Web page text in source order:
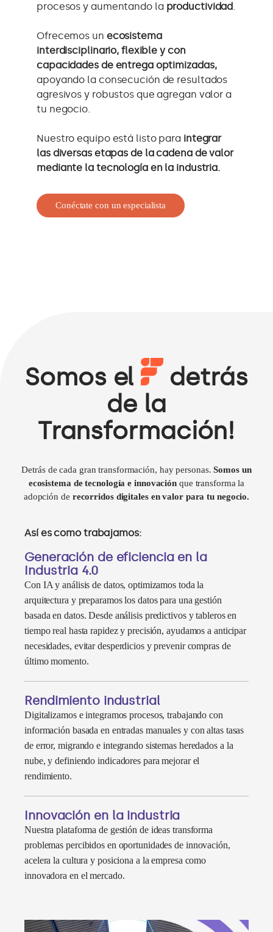
procesos y aumentando la productividad.
Ofrecemos un ecosistema
interdisciplinario, flexible y con
capacidades de entrega optimizadas,
apoyando la consecución de resultados
agresivos y robustos que agregan valor a
tu negocio.
Nuestro equipo está listo para integrar
las diversas etapas de la cadena de valor
mediante la tecnología en la industria.
Conéctate con un especialista
Somos el
detrás
de la
Transformación!
Detrás de cada gran transformación, hay personas.Somos un
ecosistema de tecnología e innovación que transforma la
adopción de recorridos digitales en valor para tu negocio.
Así es como trabajamos:
Generación de eficiencia en la
Industria 4.0
Con IA y análisis de datos, optimizamos toda la
arquitectura y preparamos los datos para una gestión
basada en datos. Desde análisis predictivos y tableros en
tiempo real hasta rapidez y precisión, ayudamos a anticipar
necesidades, evitar desperdicios y prevenir compras de
último momento.
Rendimiento industrial
Digitalizamos e integramos procesos, trabajando con
información basada en entradas manuales y con altas tasas
de error, migrando e integrando sistemas heredados a la
nube, y definiendo indicadores para mejorar el
rendimiento.
Innovación en la industria
Nuestra plataforma de gestión de ideas transforma
problemas percibidos en oportunidades de innovación,
acelera la cultura y posiciona a la empresa como
innovadora en el mercado.